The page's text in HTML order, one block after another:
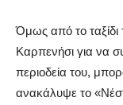
Όμως από το ταξίδι
Καρπενήσι για να
περιοδεία του,
ανακάλυψε το